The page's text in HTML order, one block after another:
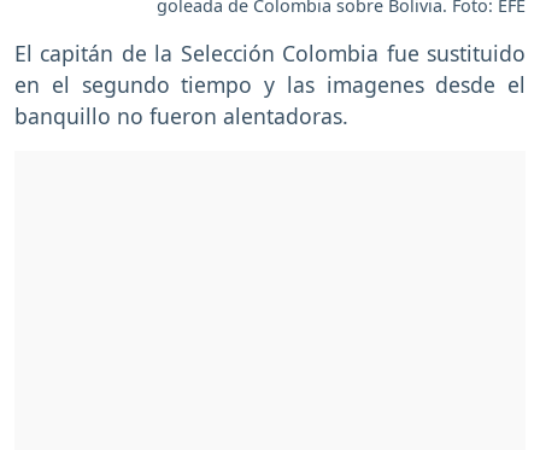
goleada de Colombia sobre Bolivia. Foto: EFE
El capitán de la Selección Colombia fue sustituido
en el segundo tiempo y las imagenes desde el
banquillo no fueron alentadoras.